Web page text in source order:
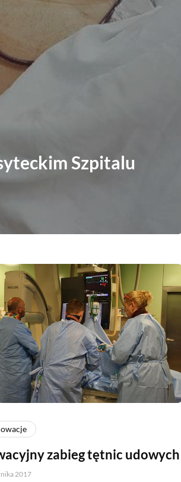
Szpitalu
zabieg tętnic udowych
2017